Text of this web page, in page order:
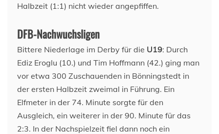
Halbzeit (1:1) nicht wieder angepfiffen.
DFB-Nachwuchsligen
Bittere Niederlage im Derby für die U19: Durch
Ediz Eroglu (10.) und Tim Hoffmann (42.) ging man
vor etwa 300 Zuschauenden in Bönningstedt in
der ersten Halbzeit zweimal in Führung. Ein
Elfmeter in der 74. Minute sorgte für den
Ausgleich, ein weiterer in der 90. Minute für das
2:3. In der Nachspielzeit fiel dann noch ein